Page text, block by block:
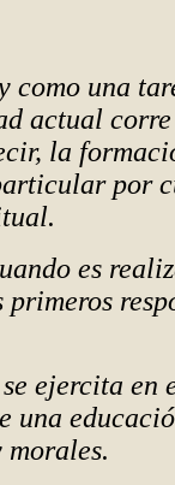
como una
actual
la
por
es
ejercita en
una